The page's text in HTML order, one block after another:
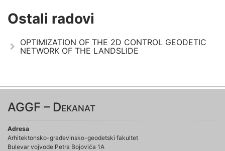
Ostali radovi
OPTIMIZATION OF THE 2D CONTROL GEODETIC
NETWORK OF THE LANDSLIDE
AGGF – Dekanat
Adresa
Arhitektonsko-građevinsko-geodetski fakultet
Bulevar vojvode Petra Bojovića 1A